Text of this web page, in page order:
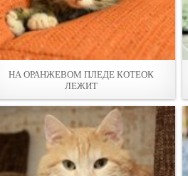
НА ОРАНЖЕВОМ ПЛЕДE КОТЕОК
ЛЕЖИТ